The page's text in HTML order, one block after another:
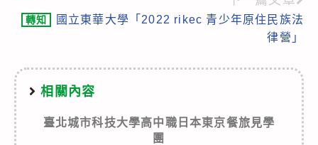
articles
轉知
國立東華大學「2022 rikec 青少年原住民族法
律營」
相關內容
臺北城市科技大學高中職日本東京餐旅見學
團